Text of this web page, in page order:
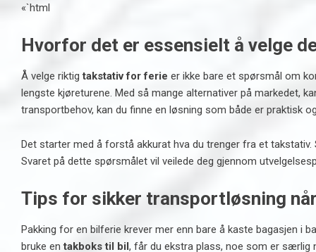
«`html
Hvorfor det er essensielt å velge
Å velge riktigtakstativ for ferie er ikke bare et spørsmål om
lengste kjøreturene. Med så mange alternativer på markedet,
transportbehov, kan du finne en løsning som både er praktisk
Det starter med å forstå akkurat hva du trenger fra et
Svaret på dette spørsmålet vil veilede deg gjennom
Tips for sikker transportløsning
Pakking for en bilferie krever mer enn bare å kaste bagasjen i
bruke entakboks til bil, får du ekstra plass, noe som er særlig